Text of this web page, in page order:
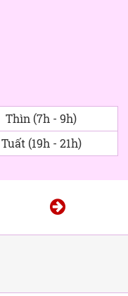
Thìn (7h - 9h)
Tuất (19h - 21h)